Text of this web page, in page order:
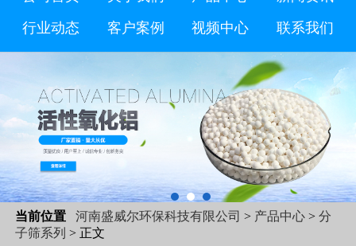
行业动态
客户案例 视频中心 联系我们
当前位置 河南盛威尔环保科技有限公司 > 产品中心 >分
子筛系列 > 正文